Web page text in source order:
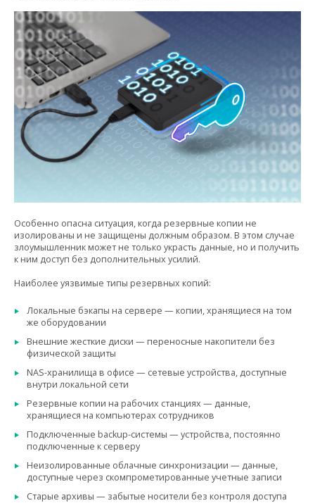
Особенно опасна ситуация, когда резервные копии не
изолированы и не защищены должным образом. В этом случае
злоумышленник может не только украсть данные, но и получить
к ним доступ без дополнительных усилий.
Наиболее уязвимые типы резервных копий:
Локальные бэкапы на сервере — копии, хранящиеся на том
же оборудовании
Внешние жесткие диски — переносные накопители без
физической защиты
NAS-хранилища в офисе — сетевые устройства, доступные
внутри локальной сети
Резервные копии на рабочих станциях — данные,
хранящиеся на компьютерах сотрудников
Подключенные backup-системы — устройства, постоянно
подключенные к серверу
Неизолированные облачные синхронизации — данные,
доступные через скомпрометированные учетные записи
Старые архивы — забытые носители без контроля доступа